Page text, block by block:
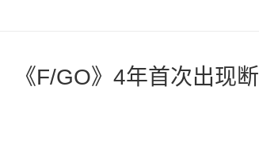
《F/GO》4年首次出现断